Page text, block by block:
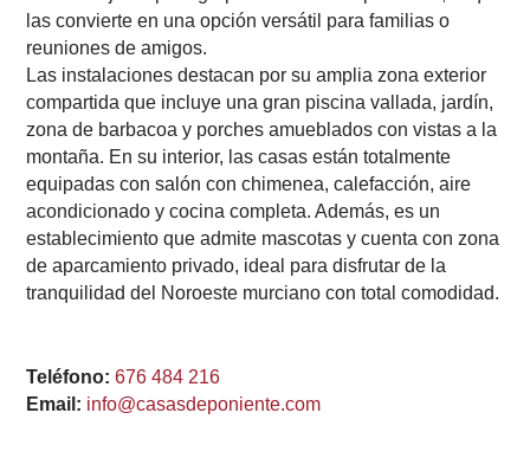
las convierte en una opción versátil para familias o
reuniones de amigos.
Las instalaciones destacan por su amplia zona exterior
compartida que incluye una gran piscina vallada, jardín,
zona de barbacoa y porches amueblados con vistas a la
montaña. En su interior, las casas están totalmente
equipadas con salón con chimenea, calefacción, aire
acondicionado y cocina completa. Además, es un
establecimiento que admite mascotas y cuenta con zona
de aparcamiento privado, ideal para disfrutar de la
tranquilidad del Noroeste murciano con total comodidad.
Teléfono: 676 484 216
Email: info@casasdeponiente.com